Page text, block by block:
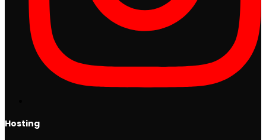
Hosting